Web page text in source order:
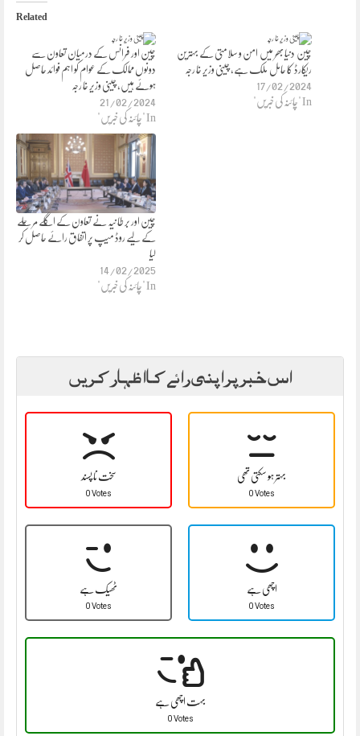
Related
چین اور فرانس کے درمیان تعاون سے
دونوں ممالک کے عوام کو اہم فوائد حاصل
ہوئے ہیں، چینی وزیر خا رجہ
21/02/2024
In "چائنہ کی خبریں"
چین دنیا بھر میں امن و سلامتی کے بہترین
ریکارڈ کا حامل ملک ہے، چینی وزیر خا رجہ
17/02/2024
In "چائنہ کی خبریں"
چین اور بر طا نیہ نے تعاون کے اگلے مرحلے
کے لیے روڈ میپ پر اتفاق رائے حاصل کر
لیا
14/02/2025
In "چائنہ کی خبریں"
اس خبر پر اپنی رائے کا اظہار کریں
سخت نا پسند
0 Votes
بہتر ہو سکتی تھی
0 Votes
ٹھیک ہے
0 Votes
اچھی ہے
0 Votes
بہت اچھی ہے
0 Votes